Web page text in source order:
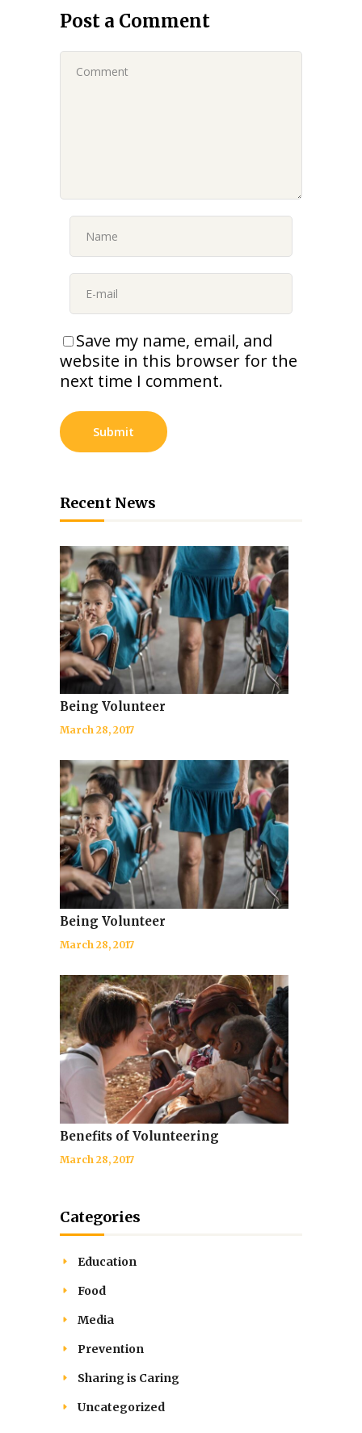
Post a Comment
Save my name, email, and
website in this browser for the
next time I comment.
Recent News
Being Volunteer
March 28, 2017
Being Volunteer
March 28, 2017
Benefits of Volunteering
March 28, 2017
Categories
Education
Food
Media
Prevention
Sharing is Caring
Uncategorized